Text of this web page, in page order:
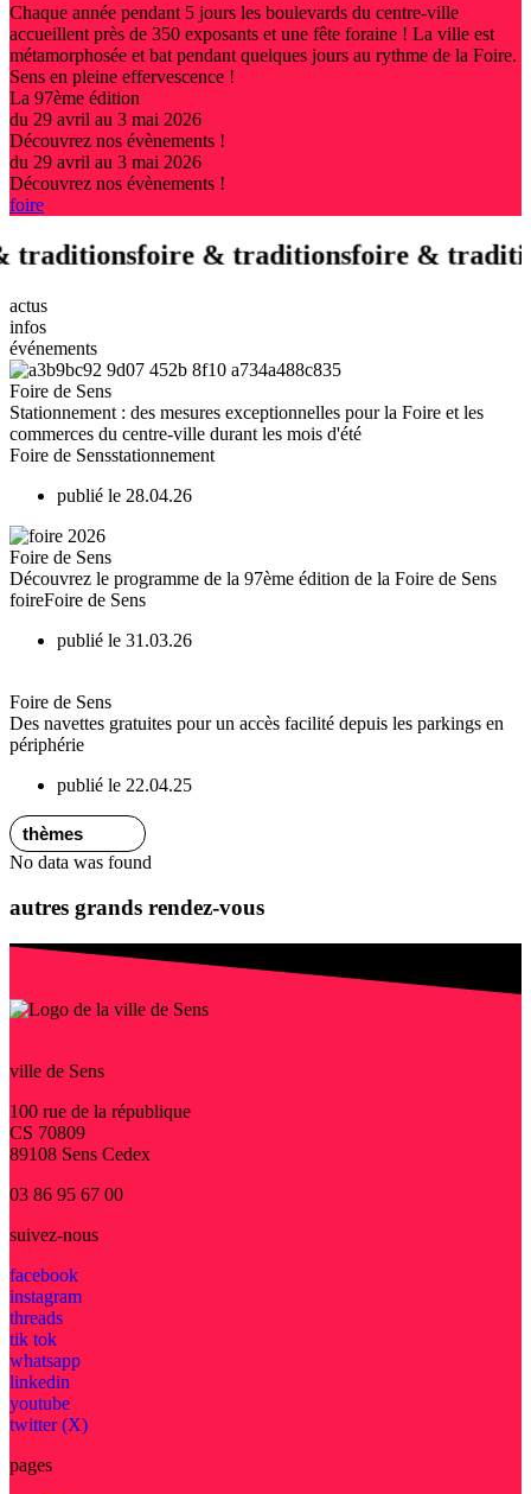
Chaque année pendant 5 jours les boulevards du centre-ville
accueillent près de 350 exposants et une fête foraine ! La ville est
métamorphosée et bat pendant quelques jours au rythme de la Foire.
Sens en pleine effervescence !
La 97ème édition
du 29 avril au 3 mai 2026
Découvrez nos évènements !
du 29 avril au 3 mai 2026
Découvrez nos évènements !
foire
foire &
foire & traditions
traditions
actus
infos
événements
Foire de Sens
Stationnement : des mesures exceptionnelles pour la Foire et les
commerces du centre-ville durant les mois d'été
Foire de Sensstationnement
publié le 28.04.26
Foire de Sens
Découvrez le programme de la 97ème édition de la Foire de Sens
foireFoire de Sens
publié le 31.03.26
Foire de Sens
Des navettes gratuites pour un accès facilité depuis les parkings en
périphérie
publié le 22.04.25
No data was found
autres grands rendez-vous
ville de Sens
100 rue de la république
CS 70809
89108 Sens Cedex
03 86 95 67 00
suivez-nous
facebook
instagram
threads
tik tok
whatsapp
linkedin
youtube
twitter (X)
pages